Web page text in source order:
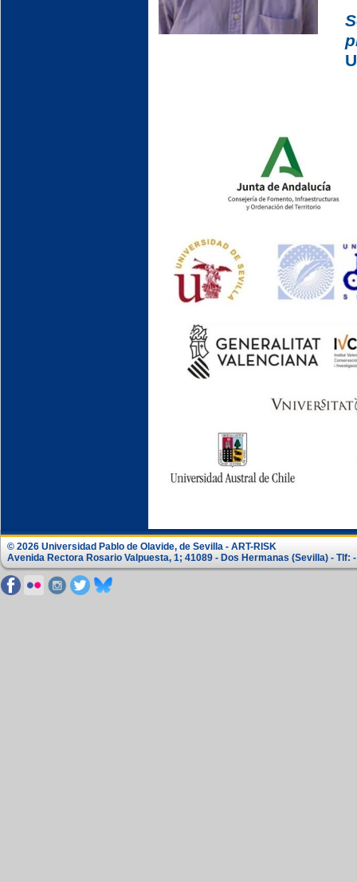
© 2026 Universidad Pablo de Olavide, de Sevilla - ART-RISK
Avenida Rectora Rosario Valpuesta, 1; 41089 - Dos Hermanas (Sevilla) - Tlf: -